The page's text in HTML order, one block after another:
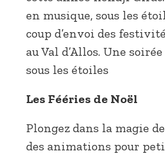
en musique, sous les
coup d’envoi des
au Val d’Allos. Une
sous les étoiles
Les Fééries de Noël
Plongez dans la magie
des animations pour